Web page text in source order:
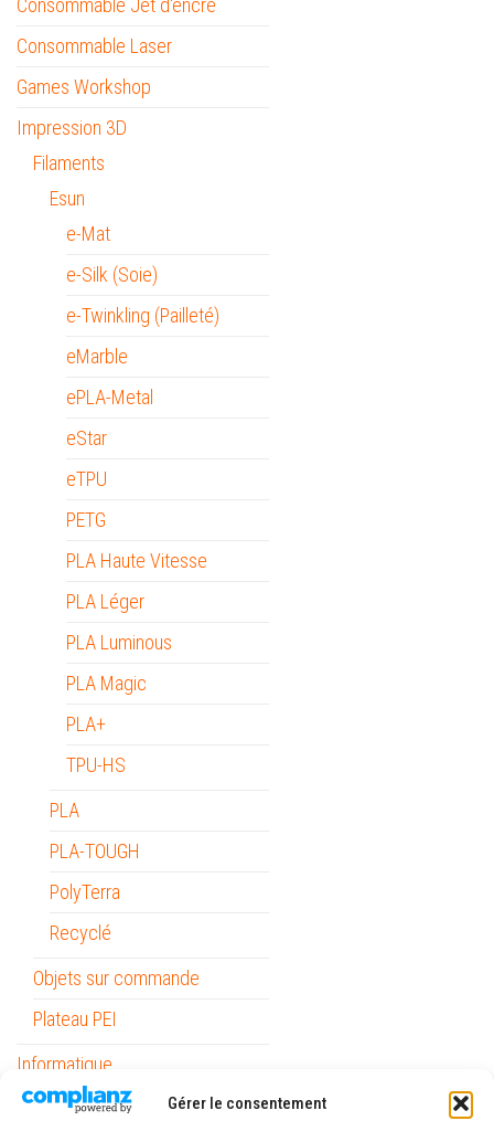
Gérer le consentement
Consommable Jet d'encre
Consommable Laser
Games Workshop
Impression 3D
Filaments
Esun
e-Mat
e-Silk (Soie)
e-Twinkling (Pailleté)
eMarble
ePLA-Metal
eStar
eTPU
PETG
PLA Haute Vitesse
PLA Léger
PLA Luminous
PLA Magic
PLA+
TPU-HS
PLA
PLA-TOUGH
PolyTerra
Recyclé
Objets sur commande
Plateau PEI
Informatique
Mobilité